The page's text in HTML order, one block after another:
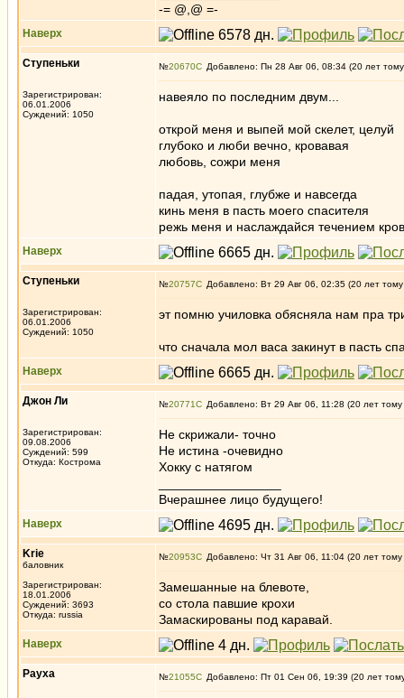
-= @,@ =-
Наверх
Ступеньки
Зарегистрирован:
06.01.2006
Суждений: 1050
№20670 Добавлено: Пн 28 Авг 06, 08:34 (20 лет
навеяло по последним двум...
открой меня и выпей мой скелет, целуй
глубоко и люби вечно, кровавая
любовь, сожри меня
падая, утопая, глубже и навсегда
кинь меня в пасть моего спасителя
режь меня и наслаждайся течением
Наверх
Ступеньки
Зарегистрирован:
06.01.2006
Суждений: 1050
№20757 Добавлено: Вт 29 Авг 06, 02:35 (20 лет
эт помню училовка обясняла нам пра
что сначала мол васа закинут в пасть
Наверх
Джон Ли
Зарегистрирован:
09.08.2006
Суждений: 599
Откуда: Кострома
№20771 Добавлено: Вт 29 Авг 06, 11:28 (20 лет тому
Не скрижали- точно
Не истина -очевидно
Хокку с натягом
Вчерашнее лицо будущего!
Наверх
Krie
баловник
Зарегистрирован:
18.01.2006
Суждений: 3693
Откуда: russia
№20953 Добавлено: Чт 31 Авг 06, 11:04 (20 лет тому
Замешанные на блевоте,
со стола павшие крохи
Замаскированы под каравай.
Наверх
Рауха №21055 Добавлено: Пт 01 Сен 06, 19:39 (20 лет